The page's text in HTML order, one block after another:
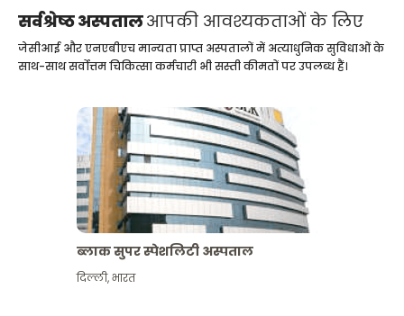
सर्वश्रेष्ठ अस्पतालआपकी आवश्यकताओं के लिए
जेसीआई और एनएबीएच मान्यता प्राप्त अस्पतालों में अत्याधुनिक सुविधाओं के
साथ-साथ सर्वोत्तम चिकित्सा कर्मचारी भी सस्ती कीमतों पर उपलब्ध हैं।
ब्लाक सुपर स्पेशलिटी अस्पताल
दिल्ली,भारत